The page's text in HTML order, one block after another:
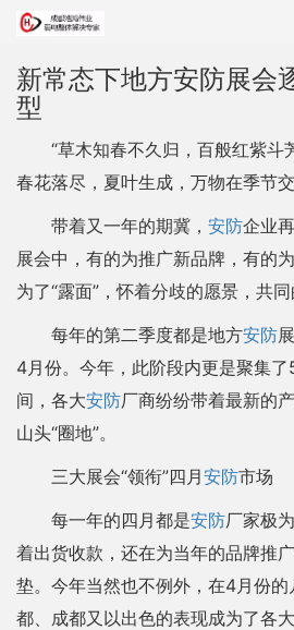
新常态下地方安防展会
型
“草木知春不久归，百般红紫斗
春花落尽，夏叶生成，万物在季节
带着又一年的期冀， 安防企业
展会中，有的为推广新品牌，有的
为了“露面”，怀着分歧的愿景，共同
每年的第二季度都是地方安防
4月份。今年，此阶段内更是聚集
间，各大安防厂商纷纷带着最新的
山头“圈地”。
三大展会“领衔”四月安防市场
每一年的四月都是安防厂家极
着出货收款，还在为当年的品牌推
垫。今年当然也不例外，在4月份
都、成都又以出色的表现成为了各